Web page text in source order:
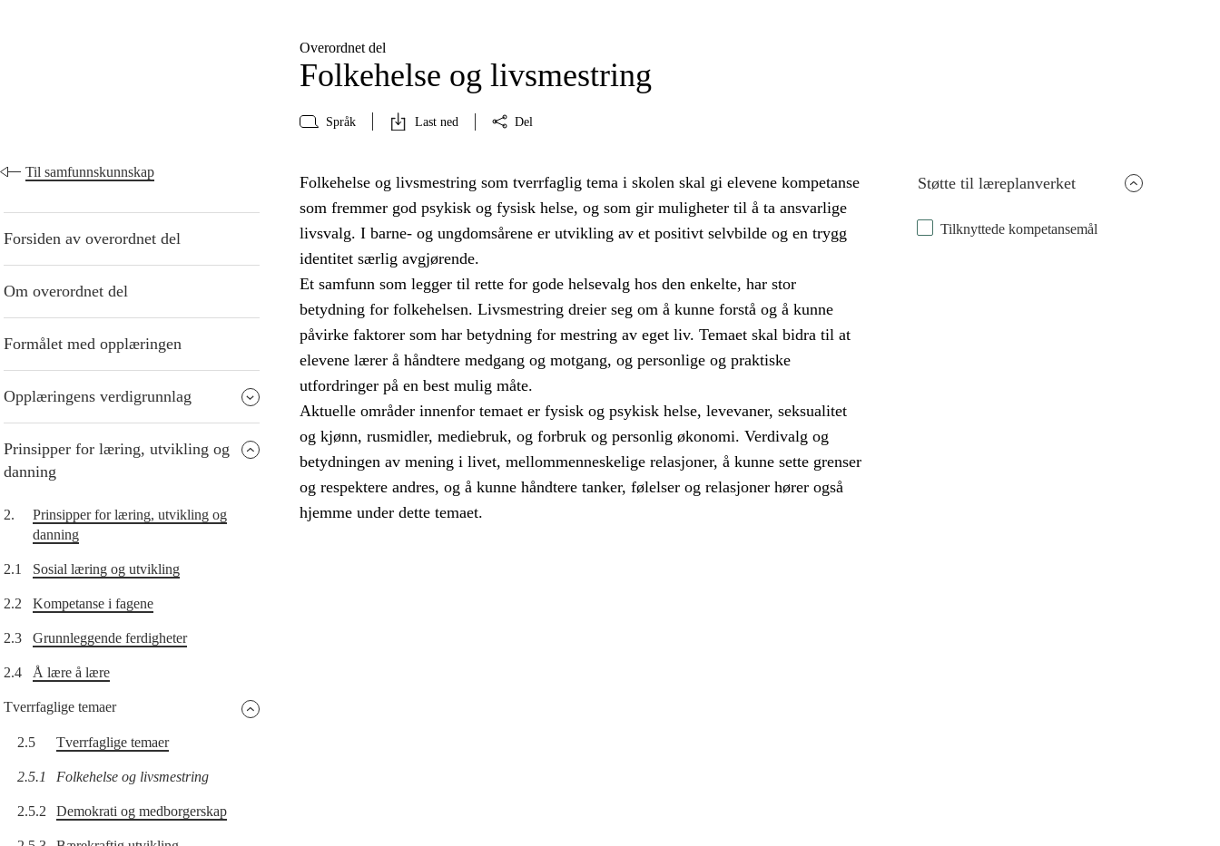
Overordnet del
Folkehelse og livsmestring
Språk Last ned Del
Til samfunnskunnskap
Forsiden av overordnet del
Om overordnet del
Formålet med opplæringen
Opplæringens verdigrunnlag
Prinsipper for læring, utvikling og
danning
2.
Prinsipper for læring, utvikling og
danning
2.1 Sosial læring og utvikling
2.2 Kompetanse i fagene
2.3 Grunnleggende ferdigheter
2.4 Å lære å lære
Tverrfaglige temaer
2.5 Tverrfaglige temaer
2.5.1 Folkehelse og livsmestring
2.5.2 Demokrati og medborgerskap
Støtte til læreplanverket
Tilknyttede kompetansemål
Folkehelse og livsmestring som tverrfaglig tema i skolen skal gi elevene kompetanse
som fremmer god psykisk og fysisk helse, og som gir muligheter til å ta ansvarlige
livsvalg. I barne- og ungdomsårene er utvikling av et positivt selvbilde og en trygg
identitet særlig avgjørende.
Et samfunn som legger til rette for gode helsevalg hos den enkelte, har stor
betydning for folkehelsen. Livsmestring dreier seg om å kunne forstå og å kunne
påvirke faktorer som har betydning for mestring av eget liv. Temaet skal bidra til at
elevene lærer å håndtere medgang og motgang, og personlige og praktiske
utfordringer på en best mulig måte.
Aktuelle områder innenfor temaet er fysisk og psykisk helse, levevaner, seksualitet
og kjønn, rusmidler, mediebruk, og forbruk og personlig økonomi. Verdivalg og
betydningen av mening i livet, mellommenneskelige relasjoner, å kunne sette grenser
og respektere andres, og å kunne håndtere tanker, følelser og relasjoner hører også
hjemme under dette temaet.